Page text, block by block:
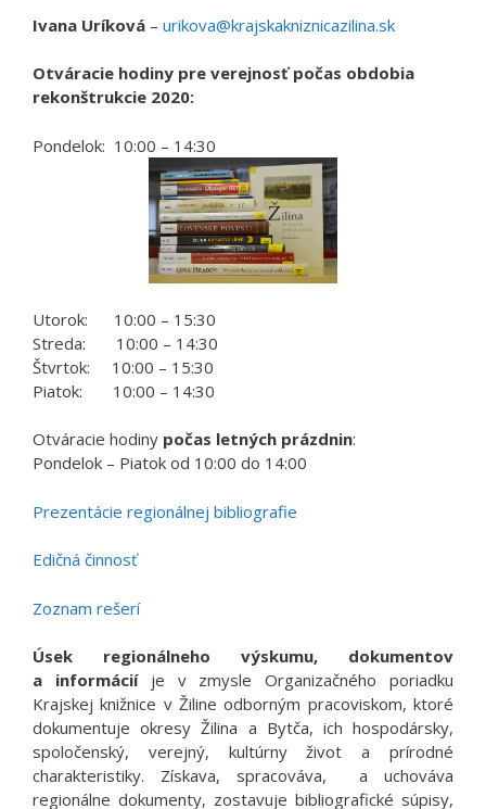
Ivana Uríková – urikova@krajskakniznicazilina.sk
Otváracie hodiny pre verejnosť počas obdobia
rekonštrukcie 2020:
Pondelok: 10:00 – 14:30
Utorok: 10:00 – 15:30
Streda: 10:00 – 14:30
Štvrtok: 10:00 – 15:30
Piatok: 10:00 – 14:30
Otváracie hodiny počas letných prázdnin:
Pondelok – Piatok od 10:00 do 14:00
Prezentácie regionálnej bibliografie
Edičná činnosť
Zoznam rešerí
Úsek regionálneho výskumu, dokumentov
a informáciíje v zmysle Organizačného poriadku
Krajskej knižnice v Žiline odborným pracoviskom, ktoré
dokumentuje okresy Žilina a Bytča, ich hospodársky,
spoločenský, verejný, kultúrny život a prírodné
charakteristiky. Získava, spracováva, a uchováva
regionálne dokumenty, zostavuje bibliografické súpisy,